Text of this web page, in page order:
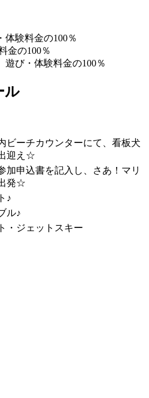
験料金の100％
金の100％
び・体験料金の100％
ル
ビーチカウンターにて、看板犬
迎え☆
加申込書を記入し、さあ！マリ
発☆
♪
ル♪
・ジェットスキー